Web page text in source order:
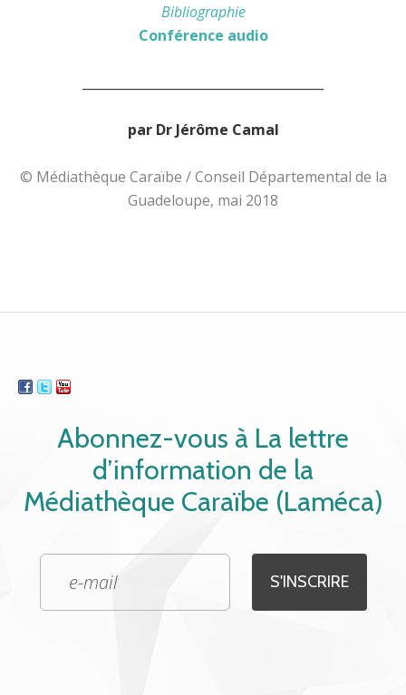
Bibliographie
Conférence audio
par Dr Jérôme Camal
© Médiathèque Caraïbe / Conseil Départemental de la
Guadeloupe, mai 2018
Abonnez-vous à La lettre
d’information de la
Médiathèque Caraïbe (Laméca)